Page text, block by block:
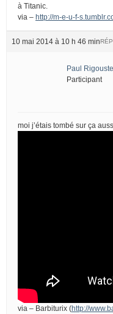
à Titanic.
via – http://m-e-u-f-
10 mai 2014 à 10 h 46 min
Paul Rigouste
Participant
moi j’étais tombé sur ça
via – Barbiturix (http://